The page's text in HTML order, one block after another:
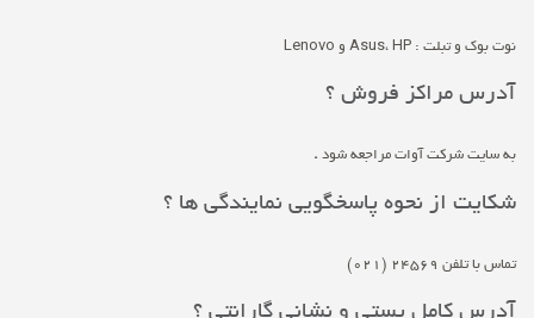
نوت بوک و تبلت : Asus، HP و Lenovo
آدرس مراکز فروش ؟
به سایت شرکت آوات مراجعه شود .
شکایت از نحوه پاسخگویی نمایندگی ها ؟
تماس با تلفن 24569 (021)
آدرس کامل پستی و نشانی گارانتی ؟